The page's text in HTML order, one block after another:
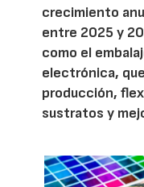
crecimiento
entre 2025 y
como el
electrónica,
producción,
sustratos y